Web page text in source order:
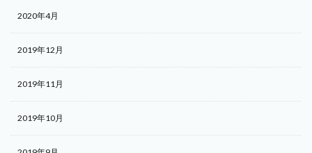
2020年4月
2019年12月
2019年11月
2019年10月